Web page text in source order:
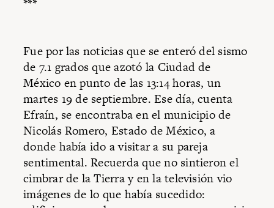
Fue por las noticias que se enteró del sismo
de 7.1 grados que azotó la Ciudad de
México en punto de las 13:14 horas, un
martes 19 de septiembre. Ese día, cuenta
Efraín, se encontraba en el municipio de
Nicolás Romero, Estado de México, a
donde había ido a visitar a su pareja
sentimental. Recuerda que no sintieron el
cimbrar de la Tierra y en la televisión vio
imágenes de lo que había sucedido: